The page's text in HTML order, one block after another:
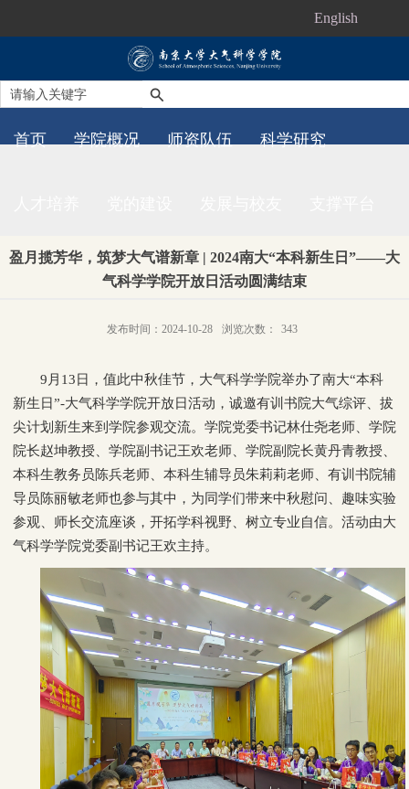
English
首页 学院概况 师资队伍 科学研究
盈月揽芳华，筑梦大气谱新章 | 2024南大“本科新生日”——大
气科学学院开放日活动圆满结束
发布时间：2024-10-28 浏览次数： 343
9月13日，值此中秋佳节，大气科学学院举办了南大“本科
新生日”-大气科学学院开放日活动，诚邀有训书院大气综评、拔
尖计划新生来到学院参观交流。学院党委书记林仕尧老师、学院
院长赵坤教授、学院副书记王欢老师、学院副院长黄丹青教授、
本科生教务员陈兵老师、本科生辅导员朱莉莉老师、有训书院辅
导员陈丽敏老师也参与其中，为同学们带来中秋慰问、趣味实验
参观、师长交流座谈，开拓学科视野、树立专业自信。活动由大
气科学学院党委副书记王欢主持。